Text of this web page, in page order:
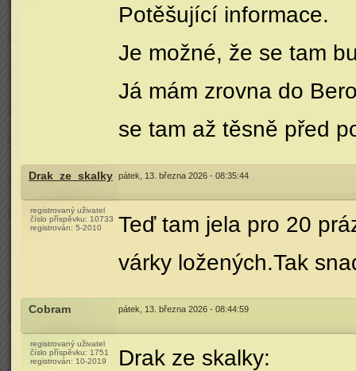
Potěšující informace.
Je možné, že se tam
Já mám zrovna do
se tam až těsně před
Drak_ze_skalky pátek, 13. března 2026 - 08:35:44
registrovaný uživatel
číslo příspěvku: 10733
registrován: 5-2010
Teď tam jela pro 20
várky ložených.Tak
Cobram pátek, 13. března 2026 - 08:44:59
registrovaný uživatel
číslo příspěvku: 1751
registrován: 10-2019
Drak ze skalky: